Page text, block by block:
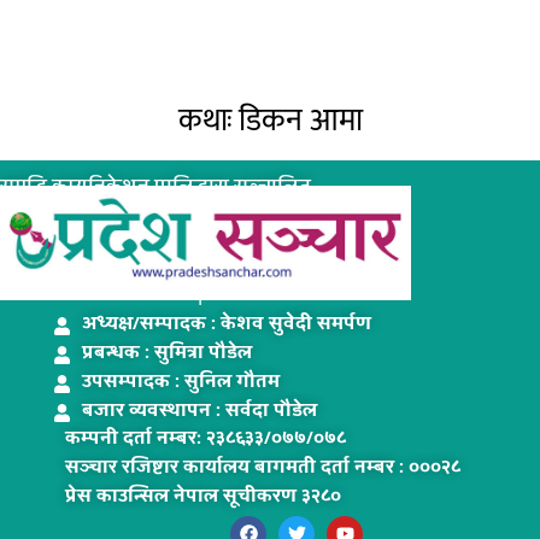
कथाः डिकन आमा
समृद्धि कम्युनिकेशन प्रालिद्धारा सञ्चालित
www.pradeshsanchar.com
अध्यक्ष/सम्पादक : केशव सुवेदी समर्पण
प्रबन्धक : सुमित्रा पौडेल
उपसम्पादक : सुनिल गौतम
बजार व्यवस्थापन : सर्वदा पौडेल
कम्पनी दर्ता नम्बरः २३८६३३/०७७/०७८
सञ्चार रजिष्टार कार्यालय बागमती दर्ता नम्बर : ०००२८
प्रेस काउन्सिल नेपाल सूचीकरण ३२८०